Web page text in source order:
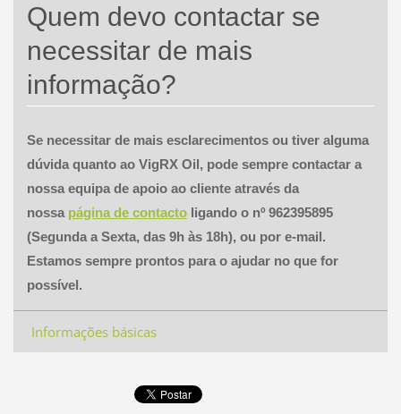
Quem devo contactar se
necessitar de mais
informação?
Se necessitar de mais esclarecimentos ou tiver alguma
dúvida quanto ao VigRX Oil, pode sempre contactar a
nossa equipa de apoio ao cliente através da
nossa página de contactoligando o nº 962395895
(Segunda a Sexta, das 9h às 18h), ou por e-mail.
Estamos sempre prontos para o ajudar no que for
possível.
Informações básicas